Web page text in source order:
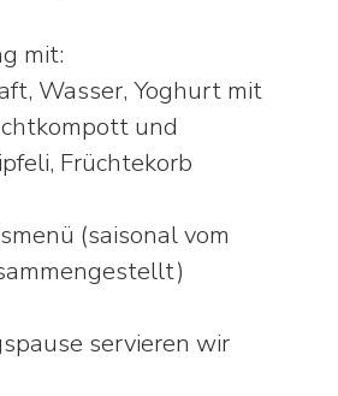
mit:
Wasser, Yoghurt mit
und
Früchtekorb
(saisonal vom
servieren wir